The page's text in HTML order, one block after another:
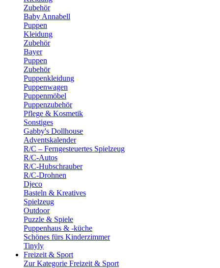
Zubehör
Baby Annabell
Puppen
Kleidung
Zubehör
Bayer
Puppen
Zubehör
Puppenkleidung
Puppenwagen
Puppenmöbel
Puppenzubehör
Pflege & Kosmetik
Sonstiges
Gabby's Dollhouse
Adventskalender
R/C – Ferngesteuertes Spielzeug
R/C-Autos
R/C-Hubschrauber
R/C-Drohnen
Djeco
Basteln & Kreatives
Spielzeug
Outdoor
Puzzle & Spiele
Puppenhaus & -küche
Schönes fürs Kinderzimmer
Tinyly
Freizeit & Sport
Zur Kategorie Freizeit & Sport